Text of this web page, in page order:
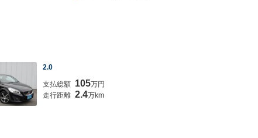
2.0
支払総額 105万円
走行距離 2.4万km